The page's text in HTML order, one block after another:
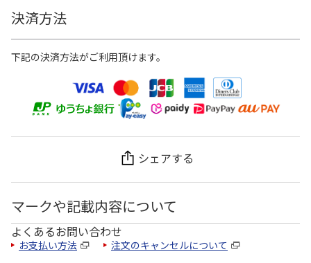
決済方法
下記の決済方法がご利用頂けます。
シェアする
マークや記載内容について
よくあるお問い合わせ
お支払い方法 注文のキャンセルについて